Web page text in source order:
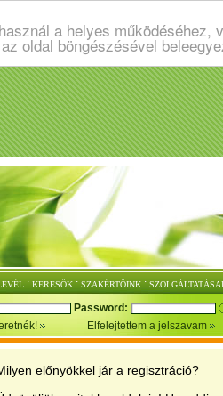
a helyes
oldal böngészésével
: KERESŐK : SZAKÉRTŐINK :
Password:
Elfelejtettem a jelszavam
előnyökkel jár a regisztráció?